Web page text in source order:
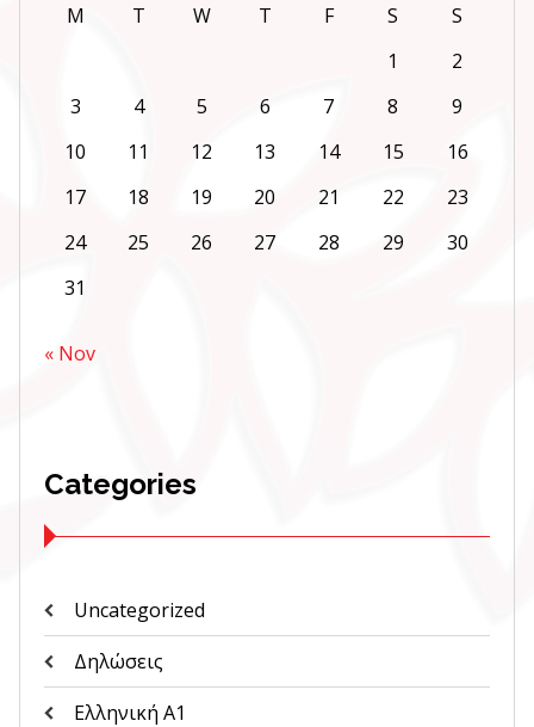
M
T W T F S
S
1
2
3
4 5 6 7 8
9
10
11 12 13 14 15
16
17
18 19 20 21 22
23
24
25 26 27 28 29
30
31
« Nov
Categories
Uncategorized
Δηλώσεις
Ελληνική Α1